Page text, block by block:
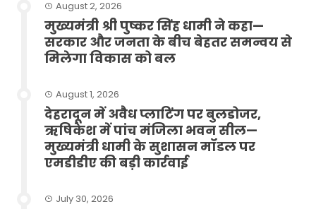
August 2, 2026
मुख्यमंत्री श्री पुष्कर सिंह धामी ने कहा—
सरकार और जनता के बीच बेहतर समन्वय से
मिलेगा विकास को बल
August 1, 2026
देहरादून में अवैध प्लाटिंग पर बुलडोजर,
ऋषिकेश में पांच मंजिला भवन सील—
मुख्यमंत्री धामी के सुशासन मॉडल पर
एमडीडीए की बड़ी कार्रवाई
July 30, 2026